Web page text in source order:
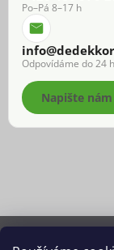
Po–Pá 8–17 h
Odpovídáme do 24
Napište nám